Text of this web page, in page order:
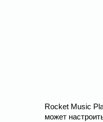
Rocket Music
может